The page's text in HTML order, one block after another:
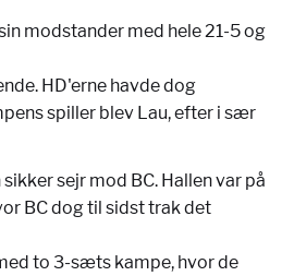
modstander med hele 21-5 og
HD'erne havde dog
spiller blev Lau, efter i sær
sejr mod BC. Hallen var på
BC dog til sidst trak det
to 3-sæts kampe, hvor de